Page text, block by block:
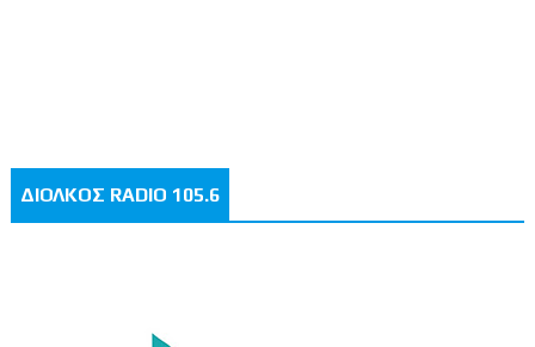
ΔΙΟΛΚΟΣ RADIO 105.6